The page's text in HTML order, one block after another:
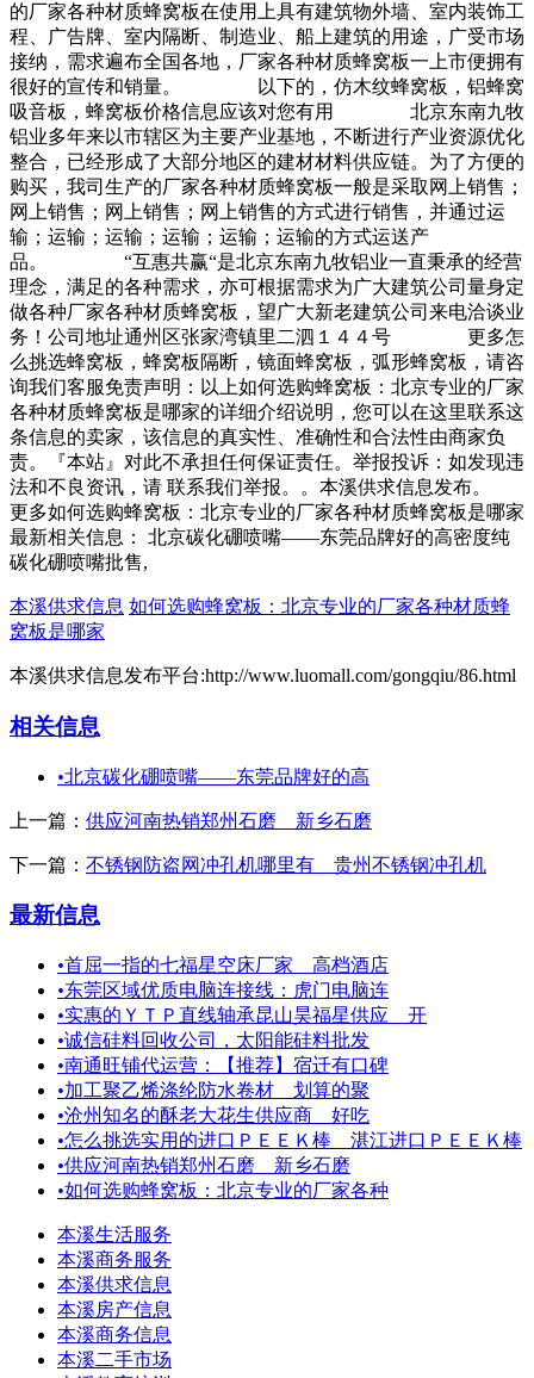
的厂家各种材质蜂窝板在使用上具有建筑物外墙、室内装饰工
程、广告牌、室内隔断、制造业、船上建筑的用途，广受市场
接纳，需求遍布全国各地，厂家各种材质蜂窝板一上市便拥有
很好的宣传和销量。 以下的，仿木纹蜂窝板，铝蜂窝
吸音板，蜂窝板价格信息应该对您有用 北京东南九牧
铝业多年来以市辖区为主要产业基地，不断进行产业资源优化
整合，已经形成了大部分地区的建材材料供应链。为了方便的
购买，我司生产的厂家各种材质蜂窝板一般是采取网上销售；
网上销售；网上销售；网上销售的方式进行销售，并通过运
输；运输；运输；运输；运输；运输的方式运送产
品。 “互惠共赢“是北京东南九牧铝业一直秉承的经营
理念，满足的各种需求，亦可根据需求为广大建筑公司量身定
做各种厂家各种材质蜂窝板，望广大新老建筑公司来电洽谈业
务！公司地址通州区张家湾镇里二泗１４４号 更多怎
么挑选蜂窝板，蜂窝板隔断，镜面蜂窝板，弧形蜂窝板，请咨
询我们客服免责声明：以上如何选购蜂窝板：北京专业的厂家
各种材质蜂窝板是哪家的详细介绍说明，您可以在这里联系这
条信息的卖家，该信息的真实性、准确性和合法性由商家负
责。『本站』对此不承担任何保证责任。举报投诉：如发现违
法和不良资讯，请 联系我们举报。。本溪供求信息发布。
更多如何选购蜂窝板：北京专业的厂家各种材质蜂窝板是哪家
最新相关信息： 北京碳化硼喷嘴——东莞品牌好的高密度纯
碳化硼喷嘴批售,
本溪供求信息 如何选购蜂窝板：北京专业的厂家各种材质蜂
窝板是哪家
本溪供求信息发布平台:http://www.luomall.com/gongqiu/86.html
相关信息
•北京碳化硼喷嘴——东莞品牌好的高
上一篇： 供应河南热销郑州石磨 新乡石磨
下一篇： 不锈钢防盗网冲孔机哪里有 贵州不锈钢冲孔机
最新信息
•首屈一指的七福星空床厂家＿高档酒店
•东莞区域优质电脑连接线：虎门电脑连
•实惠的ＹＴＰ直线轴承昆山昊福星供应 开
•诚信硅料回收公司，太阳能硅料批发
•南通旺铺代运营：【推荐】宿迁有口碑
•加工聚乙烯涤纶防水卷材 划算的聚
•沧州知名的酥老大花生供应商 好吃
•怎么挑选实用的进口ＰＥＥＫ棒＿湛江进口ＰＥＥＫ棒
•供应河南热销郑州石磨 新乡石磨
•如何选购蜂窝板：北京专业的厂家各种
本溪生活服务
本溪商务服务
本溪供求信息
本溪房产信息
本溪商务信息
本溪二手市场